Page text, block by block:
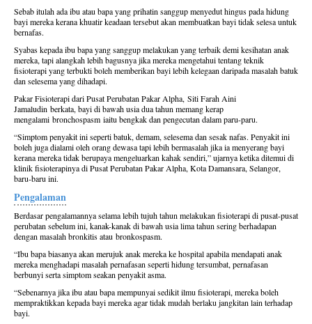
Sebab itulah ada ibu atau bapa yang prihatin sanggup menyedut hingus pada hidung
bayi mereka kerana khuatir keadaan tersebut akan membuatkan bayi tidak selesa untuk
bernafas.
Syabas kepada ibu bapa yang sanggup melakukan yang terbaik demi kesihatan anak
mereka, tapi alangkah lebih bagusnya jika mereka mengetahui tentang teknik
fisioterapi yang terbukti boleh memberikan bayi lebih kelegaan daripada masalah batuk
dan selesema yang dihadapi.
Pakar Fisioterapi dari Pusat Perubatan Pakar Alpha, Siti Farah Aini
Jamaludin berkata, bayi di bawah usia dua tahun memang kerap
mengalami bronchospasm iaitu bengkak dan pengecutan dalam paru-paru.
“Simptom penyakit ini seperti batuk, demam, selesema dan sesak nafas. Penyakit ini
boleh juga dialami oleh orang dewasa tapi lebih bermasalah jika ia menyerang bayi
kerana mereka tidak berupaya mengeluarkan kahak sendiri,” ujarnya ketika ditemui di
klinik fisioterapinya di Pusat Perubatan Pakar Alpha, Kota Damansara, Selangor,
baru-baru ini.
Pengalaman
Berdasar pengalamannya selama lebih tujuh tahun melakukan fisioterapi di pusat-pusat
perubatan sebelum ini, kanak-kanak di bawah usia lima tahun sering berhadapan
dengan masalah bronkitis atau bronkospasm.
“Ibu bapa biasanya akan merujuk anak mereka ke hospital apabila mendapati anak
mereka menghadapi masalah pernafasan seperti hidung tersumbat, pernafasan
berbunyi serta simptom seakan penyakit asma.
“Sebenarnya jika ibu atau bapa mempunyai sedikit ilmu fisioterapi, mereka boleh
mempraktikkan kepada bayi mereka agar tidak mudah berlaku jangkitan lain terhadap
bayi.